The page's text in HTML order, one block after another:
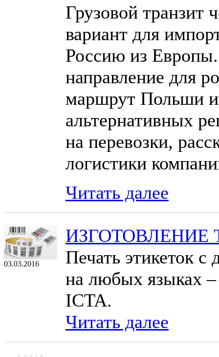
Грузовой транзит
вариант для
Россию из Европы.
направление для
маршрут Польши
альтернативных
на перевозки,
логистики
Читать далее
03.03.2016
ИЗГОТОВЛЕНИЕ
Печать этикеток
на любых языках
ICTA.
Читать далее